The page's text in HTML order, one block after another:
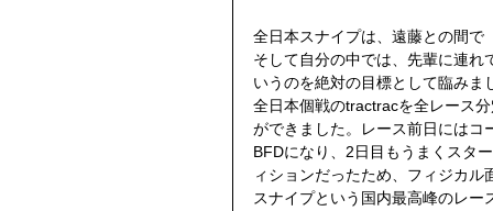
全日本スナイプは、遠藤との間で
そして自分の中では、先輩に連
いうのを絶対の目標として臨み
全日本個戦のtractracを全レース
ができました。レース前日にはコ
BFDになり、2日目もうまくスタ
ィションだったため、フィジカ
スナイプという国内最高峰のレ